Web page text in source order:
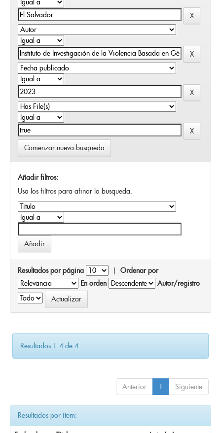
Comenzar nueva busqueda
Añadir filtros:
Usa los filtros para afinar la busqueda.
Resultados por página | Ordenar por
En orden
Autor/registro
Resultados 1-4 de 4.
Anterior 1 Siguiente
Resultados por ítem: